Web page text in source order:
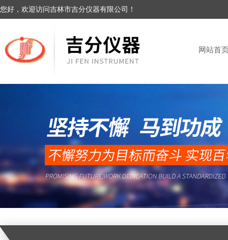
您好，欢迎访问吉林市吉分仪器有限公司！
网站首